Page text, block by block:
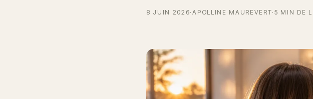
8 JUIN 2026·APOLLINE MAUREVERT·5 MIN DE